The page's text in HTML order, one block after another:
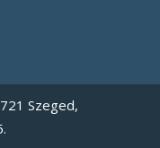
Szeged,